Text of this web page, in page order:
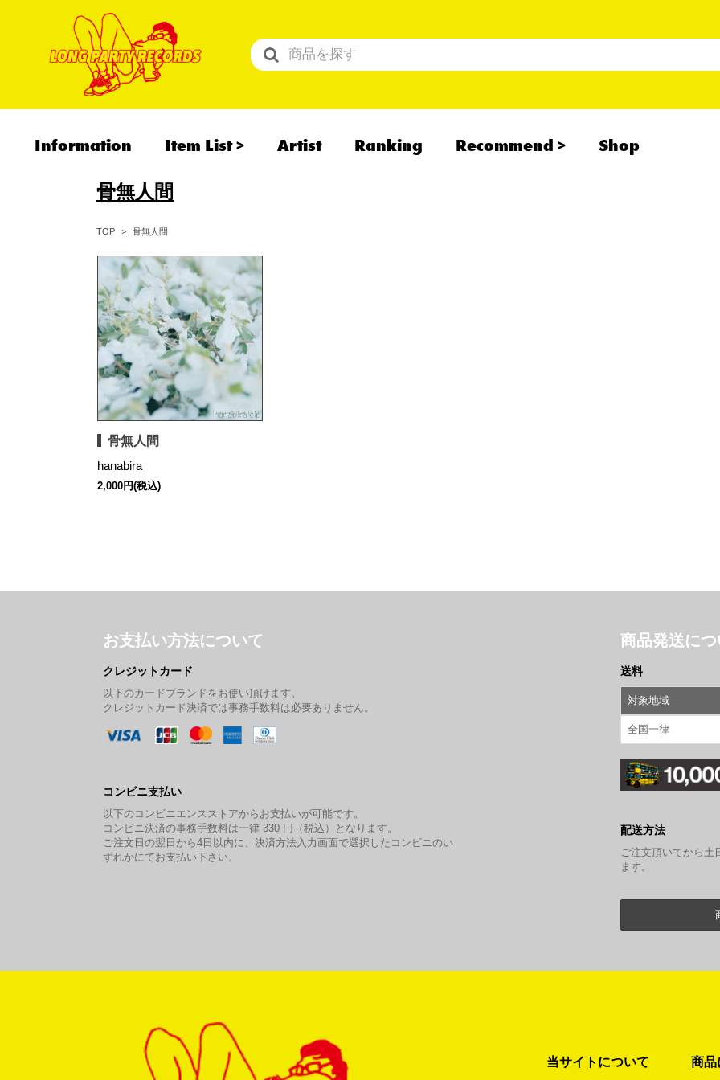
Information Item List
Recommend
Artist Ranking Recommend Shop
骨無人間
TOP 骨無人間
骨無人間
hanabira
2,000円(税込)
お支払い方法について
クレジットカード
以下のカードブランドをお使い頂けます。
クレジットカード決済では事務手数料は必要ありません。
コンビニ支払い
以下のコンビニエンスストアからお支払いが可能です。
コンビニ決済の事務手数料は一律 330 円（税込）となります。
ご注文日の翌日から4日以内に、決済方法入力画面で選択したコンビニのい
ずれかにてお支払い下さい。
商品発送につ
送料
対象地域
全国一律
配送方法
ご注文頂いてから土
ます。
当サイトについて 商品